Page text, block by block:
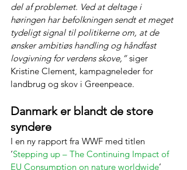
del af problemet. Ved at deltage i
høringen har befolkningen sendt et meget
tydeligt signal til politikerne om, at de
ønsker ambitiøs handling og håndfast
lovgivning for verdens skove,” siger
Kristine Clement, kampagneleder for
landbrug og skov i Greenpeace.
Danmark er blandt de store
syndere
I en ny rapport fra WWF med titlen
‘Stepping up – The Continuing Impact of
EU Consumption on nature worldwide’